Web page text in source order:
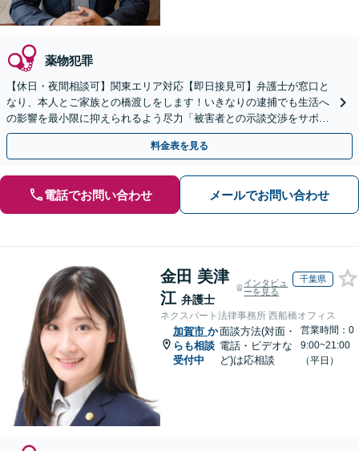
薬物犯罪
【休日・夜間相談可】関東エリア対応【即日接見可】弁護士が窓口と
なり、本人とご家族との橋渡しをします！いきなりの逮捕でも生活へ
の影響を最小限に抑えられるよう尽力「被害者との示談交渉をサポー
ト」「任意取調べにも対応」
料金表を見る
電話でお問い合わせ メールでお問い合わせ
金田 美津
江 弁護士
インタビュ
ーを見る
千葉県
ネクスパート法律事務所 西船橋オフィス
加賀市 か
らも相談
受付中
面談方法(対面・
電話・ビデオな
ど)は応相談
営業時間：0
9:00~21:00
（平日）